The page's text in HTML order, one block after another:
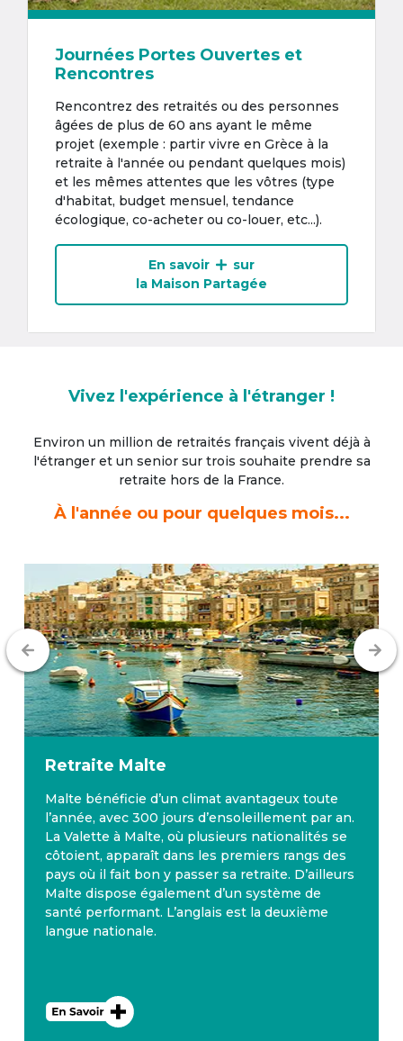
Journées Portes Ouvertes et
Rencontres
Rencontrez des retraités ou des personnes
âgées de plus de 60 ans ayant le même
projet (exemple : partir vivre en Grèce à la
retraite à l'année ou pendant quelques mois)
et les mêmes attentes que les vôtres (type
d'habitat, budget mensuel, tendance
écologique, co-acheter ou co-louer, etc...).
En savoir
sur
la Maison Partagée
Vivez l'expérience à l'étranger !
Environ un million de retraités français vivent déjà à
l'étrangeret un senior sur trois souhaite prendre sa
retraite hors de la France.
À l'année ou pour quelques mois...
Retraite Malte
Malte bénéficie d’un climat avantageux toute
l’année, avec 300 jours d’ensoleillement par an.
La Valette à Malte, où plusieurs nationalités se
côtoient, apparaît dans les premiers rangs des
pays où il fait bon y passer sa retraite. D’ailleurs
Malte dispose également d’un système de
santé performant. L’anglais est la deuxième
langue nationale.